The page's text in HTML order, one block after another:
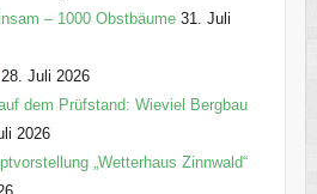
– 1000 Obstbäume 31. Juli
28. Juli 2026
dem Prüfstand: Wieviel Bergbau
2026
„Wetterhaus Zinnwald“